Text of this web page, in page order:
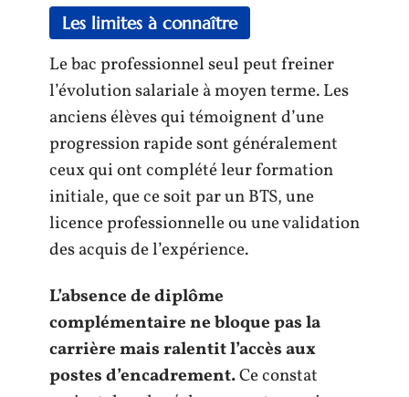
Les limites à connaître
Le bac professionnel seul peut freiner
l’évolution salariale à moyen terme. Les
anciens élèves qui témoignent d’une
progression rapide sont généralement
ceux qui ont complété leur formation
initiale, que ce soit par un BTS, une
licence professionnelle ou une validation
des acquis de l’expérience.
L’absence de diplôme
complémentaire ne bloque pas la
carrière mais ralentit l’accès aux
postes d’encadrement.Ce constat